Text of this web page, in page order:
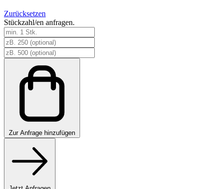
Zurücksetzen
Stückzahl/en anfragen.
Startent
Menge
Zur Anfrage hinzufügen